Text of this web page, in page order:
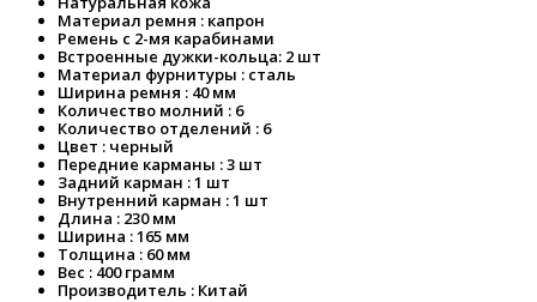
Материал ремня : капрон
Ремень с 2-мя карабинами
Встроенные дужки-кольца: 2 шт
Материал фурнитуры : сталь
Ширина ремня : 40 мм
Количество молний : 6
Количество отделений : 6
Цвет : черный
Передние карманы : 3 шт
Задний карман : 1 шт
Внутренний карман : 1 шт
Длина : 230 мм
Ширина : 165 мм
Толщина : 60 мм
Вес : 400 грамм
Производитель : Китай